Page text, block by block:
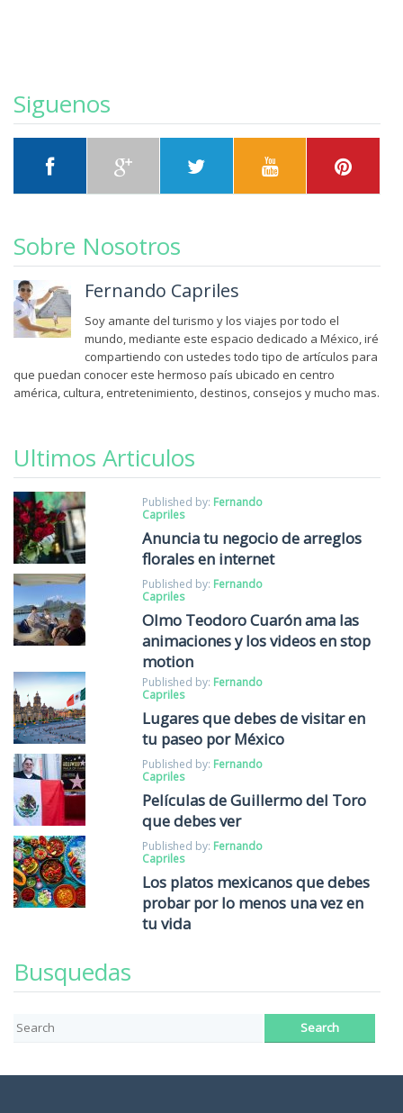
Siguenos
Sobre Nosotros
Fernando Capriles
Soy amante del turismo y los viajes por todo el
mundo, mediante este espacio dedicado a México, iré
compartiendo con ustedes todo tipo de artículos para
que puedan conocer este hermoso país ubicado en centro
américa, cultura, entretenimiento, destinos, consejos y mucho mas.
Ultimos Articulos
Published by: Fernando
Capriles
Anuncia tu negocio de arreglos
florales en internet
Published by: Fernando
Capriles
Olmo Teodoro Cuarón ama las
animaciones y los videos en stop
motion
Published by: Fernando
Capriles
Lugares que debes de visitar en
tu paseo por México
Published by: Fernando
Capriles
Películas de Guillermo del Toro
que debes ver
Published by: Fernando
Capriles
Los platos mexicanos que debes
probar por lo menos una vez en
tu vida
Busquedas